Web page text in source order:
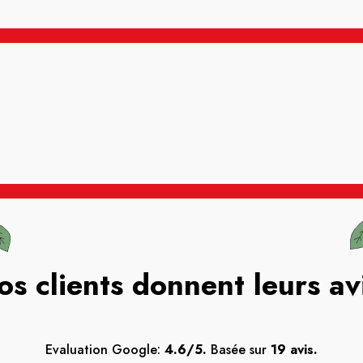
clients donnent leurs
Evaluation Google: 4.6/5. Basée sur 19 avis.